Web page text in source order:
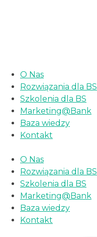
O Nas
Rozwiązania dla BS
Szkolenia dla BS
Marketing@Bank
Baza wiedzy
Kontakt
O Nas
Rozwiązania dla BS
Szkolenia dla BS
Marketing@Bank
Baza wiedzy
Kontakt